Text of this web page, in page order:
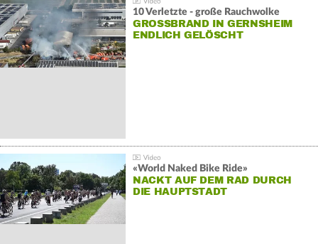
10 Verletzte - große Rauchwolke
GROSSBRAND IN GERNSHEIM E
NDLICH GELÖSCHT
«World Naked Bike Ride»
NACKT AUF DEM RAD DURCH
DIE HAUPTSTADT